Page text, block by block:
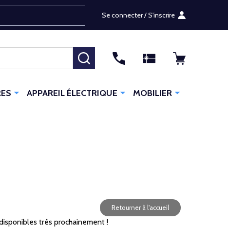
Se connecter / S'inscrire
RECHERCHER
APPAREIL ÉLECTRIQUE MOBILIER
Retourner à l'accueil
très prochainement !